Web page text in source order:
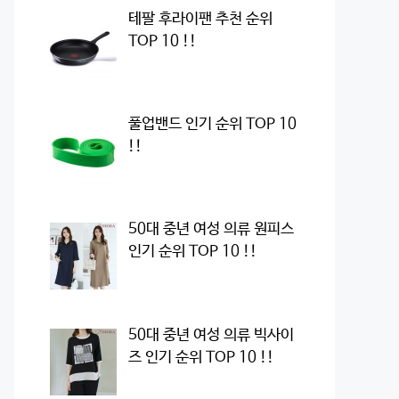
테팔 후라이팬 추천 순위
TOP 10 !!
풀업밴드 인기 순위 TOP 10
!!
50대 중년 여성 의류 원피스
인기 순위 TOP 10 !!
50대 중년 여성 의류 빅사이
즈 인기 순위 TOP 10 !!